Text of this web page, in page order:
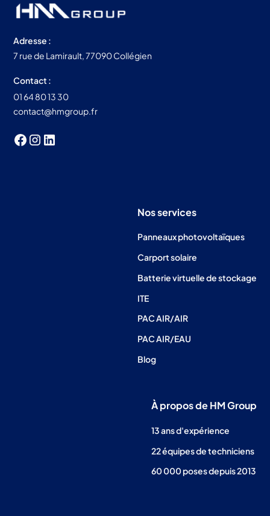
Adresse :
7 rue de Lamirault, 77090 Collégien
Contact :
01 64 80 13 30
contact@hmgroup.fr
Nos services
Panneaux photovoltaïques
Carport solaire
Batterie virtuelle de stockage
ITE
PAC AIR/AIR
PAC AIR/EAU
Blog
À propos de HM Group
13 ans d'expérience
22 équipes de techniciens
60 000 poses depuis 2013